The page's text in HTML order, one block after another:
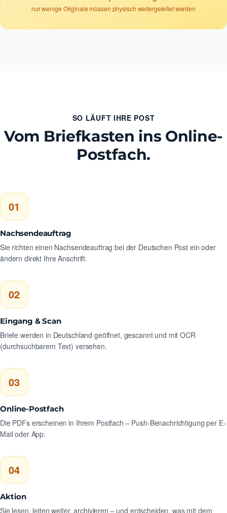
nur wenige Originale müssen physisch weitergeleitet werden
SO LÄUFT IHRE POST
Vom Briefkasten ins Online-
Postfach.
01
Nachsendeauftrag
Sie richten einen Nachsendeauftrag bei der Deutschen Post ein oder
ändern direkt Ihre Anschrift.
02
Eingang & Scan
Briefe werden in Deutschland geöffnet, gescannt und mit OCR
(durchsuchbarem Text) versehen.
03
Online-Postfach
Die PDFs erscheinen in Ihrem Postfach – Push-Benachrichtigung per E-
Mail oder App.
04
Aktion
Sie lesen, leiten weiter, archivieren – und entscheiden, was mit dem